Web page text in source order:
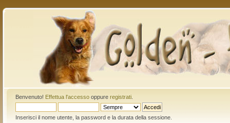
Benvenuto! Effettua l'accessooppure registrati.
Inserisci il nome utente, la password e la durata della sessione.